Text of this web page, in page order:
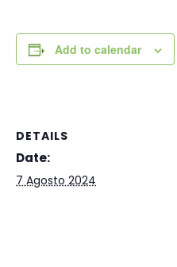
Add to calendar
DETAILS
Date:
7 Agosto 2024